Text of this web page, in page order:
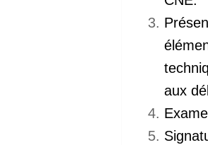
aux